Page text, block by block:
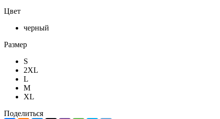
Цвет
черный
Размер
S
2XL
L
M
XL
Поделиться